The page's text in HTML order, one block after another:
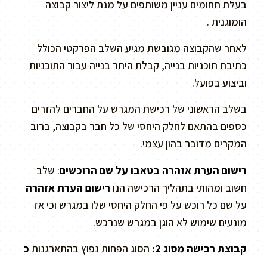
בעלת תחומים עניין משותפים על מנת ליצור קבוצה
הומוגנית .
לאחר שהקבוצה מגובשת מגיע השלב הפרקטי הכולל
כתיבת תוכניות בנייה, קבלת היתר בנייה עבור התוכניות
וביצוע בפועל.
בשלב הראשוני של רכישת המגרש על החברים להזרים
כספים בהתאם לחלק היחסי של כל חבר בקבוצה, ברוב
המקרים מדובר בהון עצמי.
רישום הערת אזהרה בטאבו על שם הרוכשים: שלב
חשוב ומהותי בתהליך הרכישה הנו רישום הערת אזהרה
על שם כל רוכש על פי החלק היחסי שלו במגרש וכי אז
מונעים שימוש לא הוגן במגרש שנרכש.
קבוצת רכישה מסוג 2:
הסוג הפחות נפוץ בהתארגנות כ